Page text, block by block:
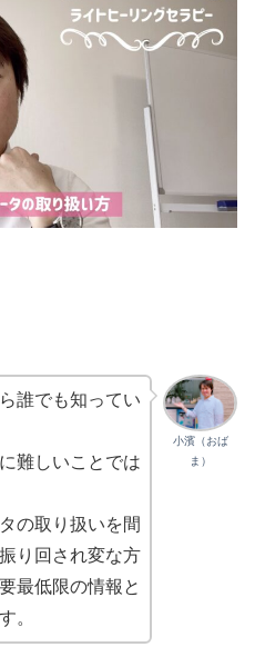
小濱（おば
ま）
誰でも知ってい
難しいことでは
の取り扱いを間
り回され変な方
最低限の情報と
。